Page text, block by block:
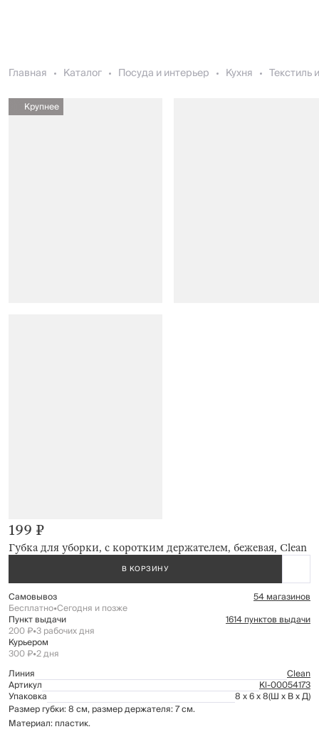
Главная Каталог Посуда и интерьер Кухня Текстиль
Крупнее
Губка для уборки, с коротким держателем, бежевая, Clean
199 ₽
В КОРЗИНУ
Самовывоз 54 магазинов
Бесплатно•Сегодня и позже
Пункт выдачи 1614 пунктов выдачи
200 ₽•3 рабочих дня
Курьером
300 ₽•2 дня
Линия
Clean
Артикул Kl-00054173
Упаковка 8 x 6 x 8(Ш x В x Д)
Размер губки: 8 см, размер держателя: 7 см.
Материал: пластик.